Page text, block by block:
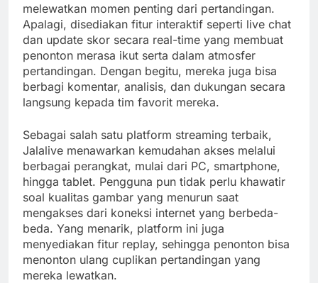
melewatkan momen penting dari pertandingan.
Apalagi, disediakan fitur interaktif seperti live chat
dan update skor secara real-time yang membuat
penonton merasa ikut serta dalam atmosfer
pertandingan. Dengan begitu, mereka juga bisa
berbagi komentar, analisis, dan dukungan secara
langsung kepada tim favorit mereka.
Sebagai salah satu platform streaming terbaik,
Jalalive menawarkan kemudahan akses melalui
berbagai perangkat, mulai dari PC, smartphone,
hingga tablet. Pengguna pun tidak perlu khawatir
soal kualitas gambar yang menurun saat
mengakses dari koneksi internet yang berbeda-
beda. Yang menarik, platform ini juga
menyediakan fitur replay, sehingga penonton bisa
menonton ulang cuplikan pertandingan yang
mereka lewatkan.